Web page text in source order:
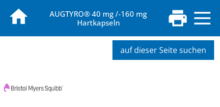
AUGTYRO® 40 mg /-160 mg
Hartkapseln
auf dieser Seite suchen